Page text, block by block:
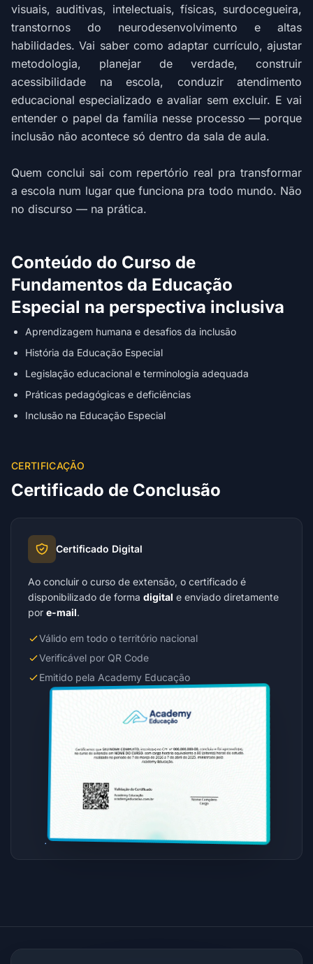
visuais, auditivas, intelectuais, físicas, surdocegueira,
transtornos do neurodesenvolvimento e altas
habilidades. Vai saber como adaptar currículo, ajustar
metodologia, planejar de verdade, construir
acessibilidade na escola, conduzir atendimento
educacional especializado e avaliar sem excluir. E vai
entender o papel da família nesse processo — porque
inclusão não acontece só dentro da sala de aula.
Quem conclui sai com repertório real pra transformar
a escola num lugar que funciona pra todo mundo. Não
no discurso — na prática.
Conteúdo do Curso de
Fundamentos da Educação
Especial na perspectiva inclusiva
Aprendizagem humana e desafios da inclusão
História da Educação Especial
Legislação educacional e terminologia adequada
Práticas pedagógicas e deficiências
Inclusão na Educação Especial
CERTIFICAÇÃO
Certificado de Conclusão
Certificado Digital
Ao concluir o curso de extensão, o certificado é
disponibilizado de forma digital e enviado diretamente
por e-mail.
Válido em todo o território nacional
Verificável por QR Code
Emitido pela Academy Educação